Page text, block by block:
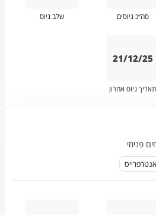
סה״כ גיוסים שלב גיוס
21/12/25
תאריך גיוס אחרון
פנימי